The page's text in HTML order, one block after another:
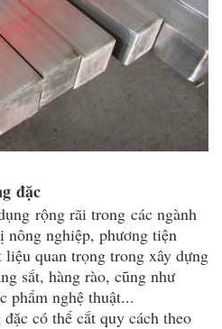
đặc
rộng rãi trong các ngành
nghiệp, phương tiện
quan trọng trong xây dựng
sắt, hàng rào, cũng như
phẩm nghệ thuật...
có thể cắt quy cách theo